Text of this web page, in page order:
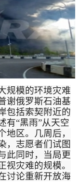
规模的环境灾难
谢俄罗斯石油基
包括索契附近的
有“黑雨”从天空
地区。几周后，
，志愿者们试图
此同时，当局更
视灾难的规模。
讨论重新开放海